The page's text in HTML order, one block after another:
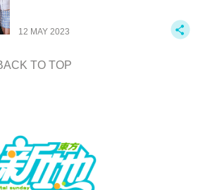
12 MAY 2023
TO TOP